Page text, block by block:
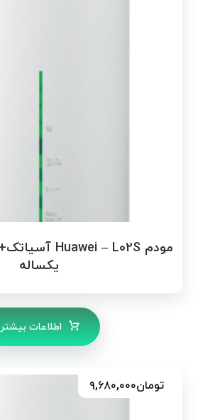
یکساله
اطلاعات بیشتر
تومان۹,۶۸۰,۰۰۰